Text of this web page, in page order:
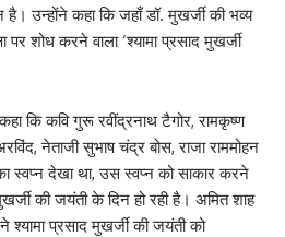
उन्होंने कहा कि जहाँ डॉ. मुखर्जी की भव्य
पर शोध करने वाला ‘श्यामा प्रसाद मुखर्जी
कि कवि गुरू रवींद्रनाथ टैगोर, रामकृष्ण
नेताजी सुभाष चंद्र बोस, राजा राममोहन
स्वप्न देखा था, उस स्वप्न को साकार करने
की जयंती के दिन हो रही है। अमित शाह
प्रसाद मुखर्जी की जयंती को